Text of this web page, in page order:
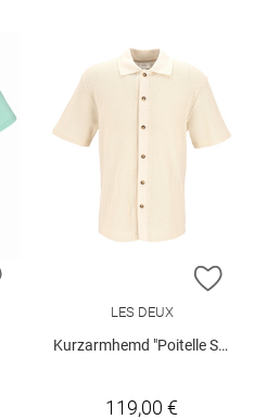
ZUR WUNSCHLISTE HINZUFÜGEN
ZUR
LES DEUX
Kurzarmhemd "Poitelle SS"
119,00 €